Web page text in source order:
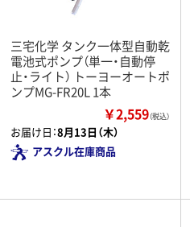
三宅化学 タンク一体型自動乾
電池式ポンプ（単一・自動停
止・ライト） トーヨーオートポ
ンプMG-FR20L 1本
￥2,559（税込）
お届け日：8月13日（木）
アスクル在庫商品